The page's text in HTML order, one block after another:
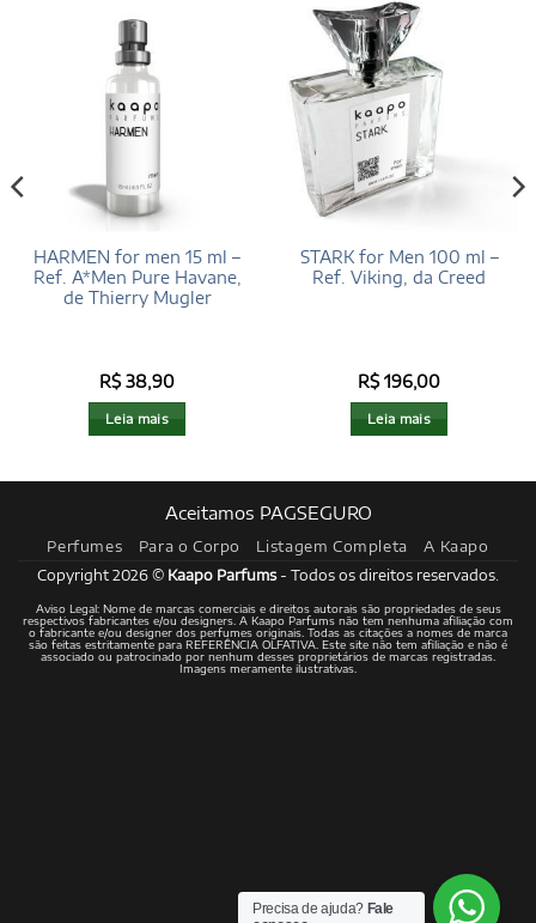
HARMEN for men 15 ml –
Ref. A*Men Pure Havane,
de Thierry Mugler
R$38,90
Leia mais
STARK for Men 100 ml –
Ref. Viking, da Creed
R$196,00
Leia mais
Aceitamos PAGSEGURO
Perfumes Para o Corpo Listagem Completa A Kaapo
Copyright 2026 © Kaapo Parfums- Todos os direitos reservados.
Aviso Legal: Nome de marcas comerciais e direitos autorais são propriedades de seus
respectivos fabricantes e/ou designers. A Kaapo Parfums não tem nenhuma afiliação com
o fabricante e/ou designer dos perfumes originais. Todas as citações a nomes de marca
são feitas estritamente para REFERÊNCIA OLFATIVA. Este site não tem afiliação e não é
associado ou patrocinado por nenhum desses proprietários de marcas registradas.
Imagens meramente ilustrativas.
Precisa de ajuda? Fale